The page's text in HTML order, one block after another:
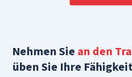
Nehmen Sie an den
üben Sie Ihre